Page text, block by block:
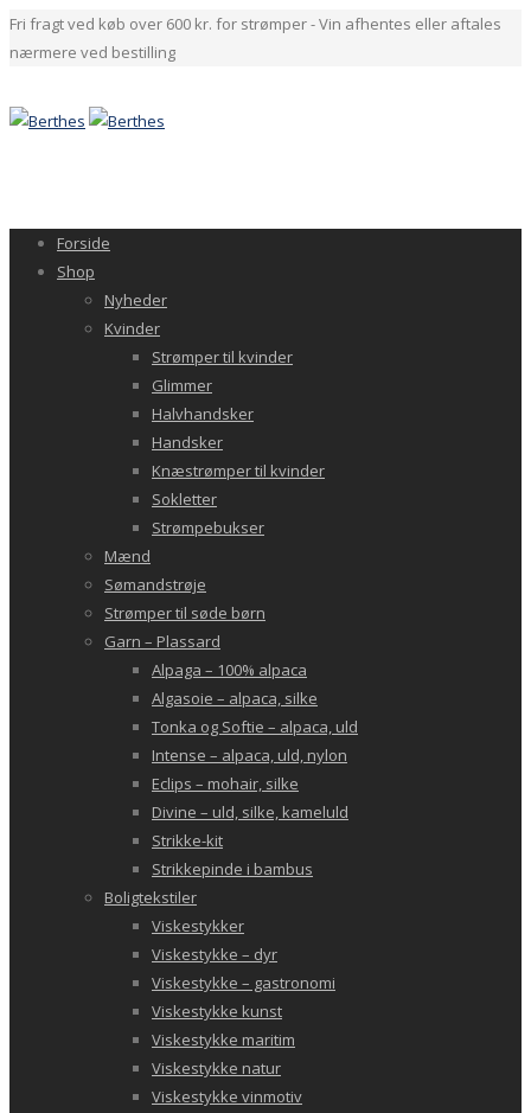
Fri fragt ved køb over 600 kr. for strømper - Vin afhentes eller aftales
nærmere ved bestilling
Forside
Shop
Nyheder
Kvinder
Strømper til kvinder
Glimmer
Halvhandsker
Handsker
Knæstrømper til kvinder
Sokletter
Strømpebukser
Mænd
Sømandstrøje
Strømper til søde børn
Garn – Plassard
Alpaga – 100% alpaca
Algasoie – alpaca, silke
Tonka og Softie – alpaca, uld
Intense – alpaca, uld, nylon
Eclips – mohair, silke
Divine – uld, silke, kameluld
Strikke-kit
Strikkepinde i bambus
Boligtekstiler
Viskestykker
Viskestykke – dyr
Viskestykke – gastronomi
Viskestykke kunst
Viskestykke maritim
Viskestykke natur
Viskestykke vinmotiv